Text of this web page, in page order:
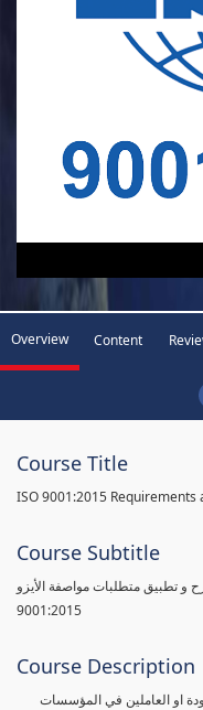
Overview Content
Course Title
ISO 9001:2015
Course Subtitle
و تطبيق متطلبات مواصفة الأيزو
9001:2015
Course Description
او العاملين في المؤسسات